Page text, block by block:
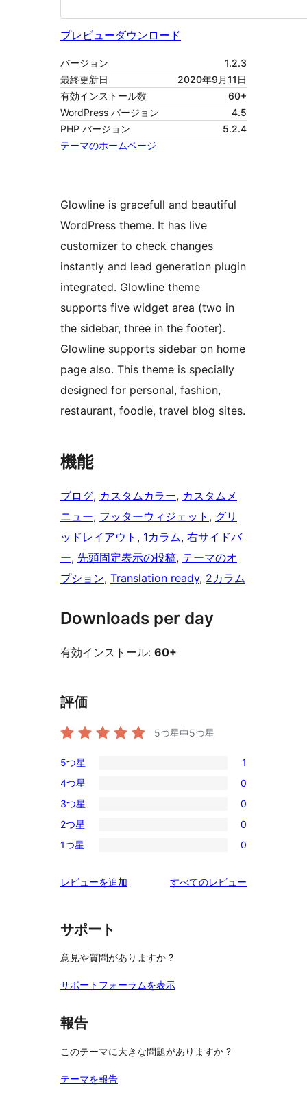
プレビューダウンロード
バージョン
1.2.3
最終更新日
2020年9月11日
有効インストール数
60+
WordPress バージョン
4.5
PHP バージョン
5.2.4
テーマのホームページ
Glowline is gracefull and beautiful
WordPress theme. It has live
customizer to check changes
instantly and lead generation plugin
integrated. Glowline theme
supports five widget area (two in
the sidebar, three in the footer).
Glowline supports sidebar on home
page also. This theme is specially
designed for personal, fashion,
restaurant, foodie, travel blog sites.
機能
ブログ, カスタムカラー, カスタムメ
ニュー, フッターウィジェット , グリ
ッドレイアウト , 1カラム, 右サイドバ
ー, 先頭固定表示の投稿, テーマのオ
プション, Translation ready, 2カラム
Downloads per day
有効インストール: 60+
評価
5つ星中5つ星
1
5-
星
レ
ビ
ー
5つ星 1
0
4-
星
レ
ュ
4つ星 0
0
3-
星
ビ
3つ星 0
0
2-
レ
ュ
ー
2つ星 0
0
星
ビ
ー
1つ星 0
レビューを追加 すべてのレビュー
サポート
意見や質問がありますか ?
サポートフォーラムを表示
報告
このテーマに大きな問題がありますか ?
テーマを報告